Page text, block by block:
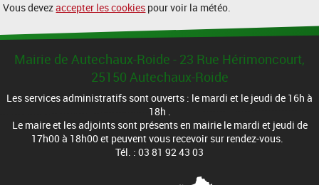
Vous devezaccepter les cookies pour voir la météo.
Mairie de Autechaux-Roide - 23 Rue Hérimoncourt,
25150 Autechaux-Roide
Les services administratifs sont ouverts : le mardi et le jeudi de 16h à
18h .
Le maire et les adjoints sont présents en mairie le mardi et jeudi de
17h00 à 18h00 et peuvent vous recevoir sur rendez-vous.
Tél. : 03 81 92 43 03